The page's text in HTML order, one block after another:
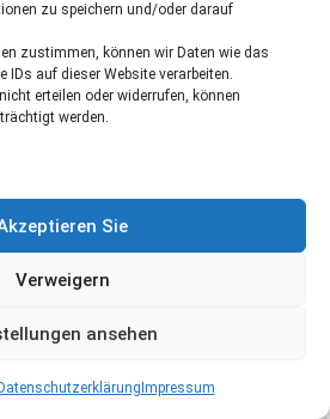
zu speichern und/oder darauf
zustimmen, können wir Daten wie das
IDs auf dieser Website verarbeiten.
erteilen oder widerrufen, können
werden.
Sie
Verweigern
ansehen
Impressum